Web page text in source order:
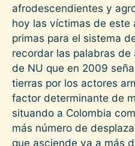
afrodescendientes y
hoy las víctimas de este
primas para el sistema
recordar las palabras de
de NU que en 2009
tierras por los actores
factor determinante de
situando a Colombia
más número de
que asciende ya a más